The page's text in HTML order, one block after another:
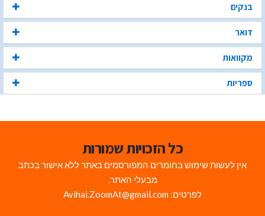
בנקים
דואר
מקוואות
ספריות
כל הזכויות שמורות
אין לעשות שימוש בחומרים המפורסמים באתר ללא אישור בכתב
מבעלי האתר.
לפרטים: Avihai.ZoomAt@gmail.com